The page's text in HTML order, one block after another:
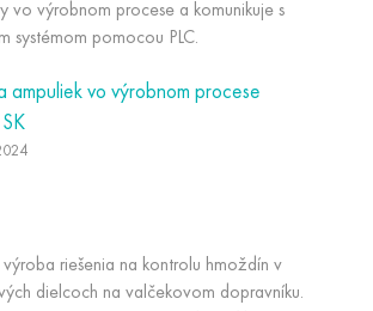
vo výrobnom procese a komunikuje s
systémom pomocou PLC.
ampuliek vo výrobnom procese
riešenia na kontrolu hmoždín v
dielcoch na valčekovom dopravníku.